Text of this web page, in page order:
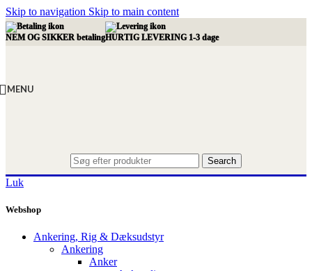
Skip to navigation Skip to main content
NEM OG SIKKER betalingHURTIG LEVERING 1-3 dage
MENU
Search
Luk
Webshop
Ankering, Rig & Dæksudstyr
Ankering
Anker